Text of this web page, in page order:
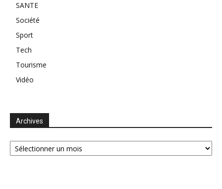
SANTE
Société
Sport
Tech
Tourisme
Vidéo
Archives
Archives